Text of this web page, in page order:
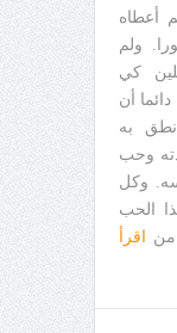
أعطاه
ولم
كي
أن
نطق به
وحب
وكل
الحب
من
اقرأ